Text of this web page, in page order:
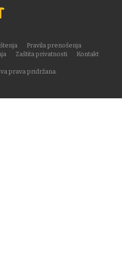
prava pridržana.
Pravila prenošenja
Zaštita privatnosti
Kontakt